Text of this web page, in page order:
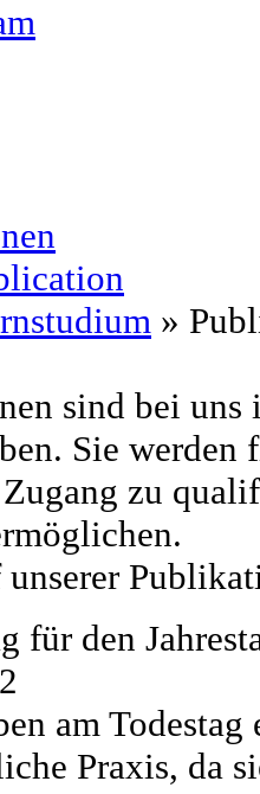
»
sind bei
Sie
zu
für den
am
Praxis, da